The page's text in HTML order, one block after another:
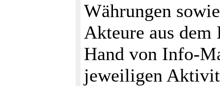
Währungen
Akteure aus dem
Hand von Info-
jeweiligen